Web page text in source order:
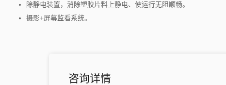
除静电装置，消除塑胶片料上静电、使运行无阻顺畅。
摄影+屏幕监看系统。
咨询详情